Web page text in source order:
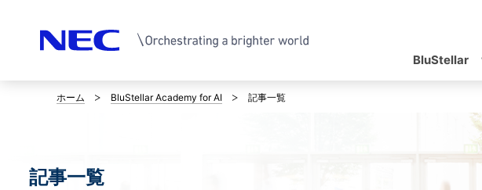
ゲ
BluStellar
サ
ト
ホーム BluStellar Academy for AI 記事一覧
記事一覧